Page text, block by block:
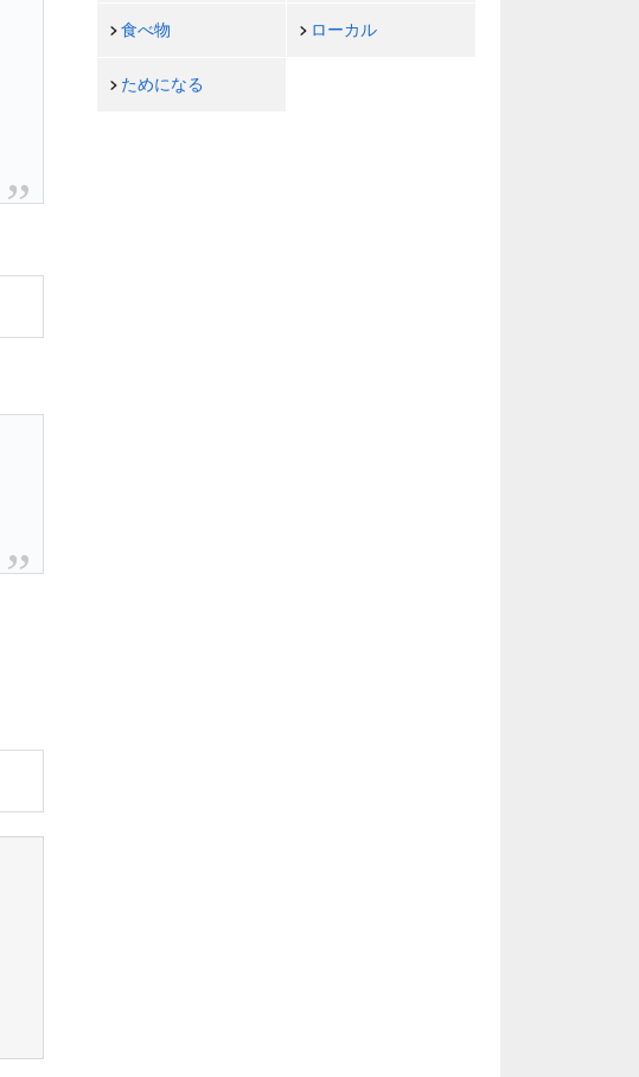
食べ物 ローカル
ためになる